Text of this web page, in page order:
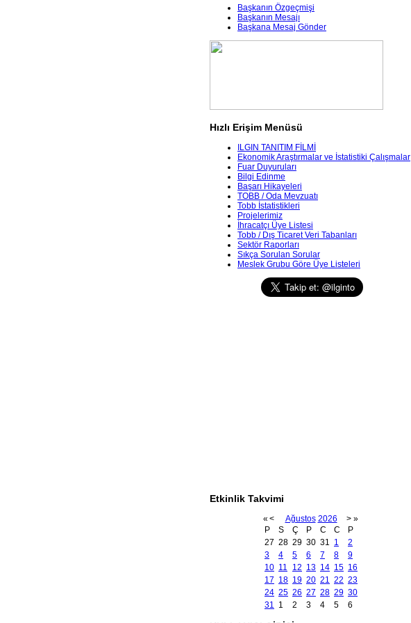
Başkanın Özgeçmişi
Başkanın Mesajı
Başkana Mesaj Gönder
Hızlı Erişim Menüsü
ILGIN TANITIM FİLMİ
Ekonomik Araştırmalar ve İstatistiki Çalışmalar
Fuar Duyuruları
Bilgi Edinme
Başarı Hikayeleri
TOBB / Oda Mevzuatı
Tobb İstatistikleri
Projelerimiz
İhracatçı Üye Listesi
Tobb / Dış Ticaret Veri Tabanları
Sektör Raporları
Sıkça Sorulan Sorular
Meslek Grubu Göre Üye Listeleri
Etkinlik Takvimi
« < Ağustos 2026 > »
P
S Ç P C C
P
27 28 29 30 31 1
2
3
4 5 6 7 8
9
10 11 12 13 14 15 16
17 18 19 20 21 22 23
24 25 26 27 28 29 30
31 1 2 3 4 5 6